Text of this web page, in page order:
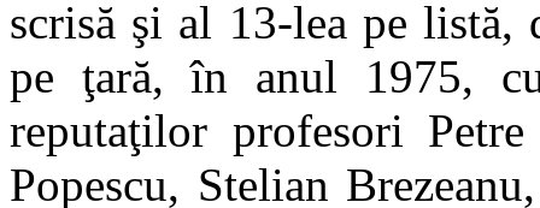
scrisă şi al 13-lea pe listă,
pe ţară, în anul 1975,
reputaţilor profesori
Popescu, Stelian